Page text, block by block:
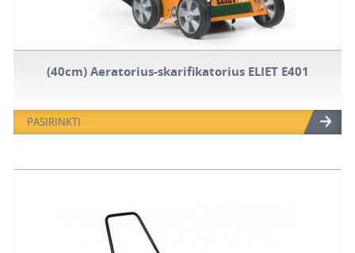
(40cm) Aeratorius-skarifikatorius ELIET E401
PASIRINKTI